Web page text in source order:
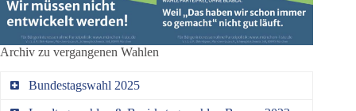
Archiv zu vergangenen Wahlen
Bundestagswahl 2025